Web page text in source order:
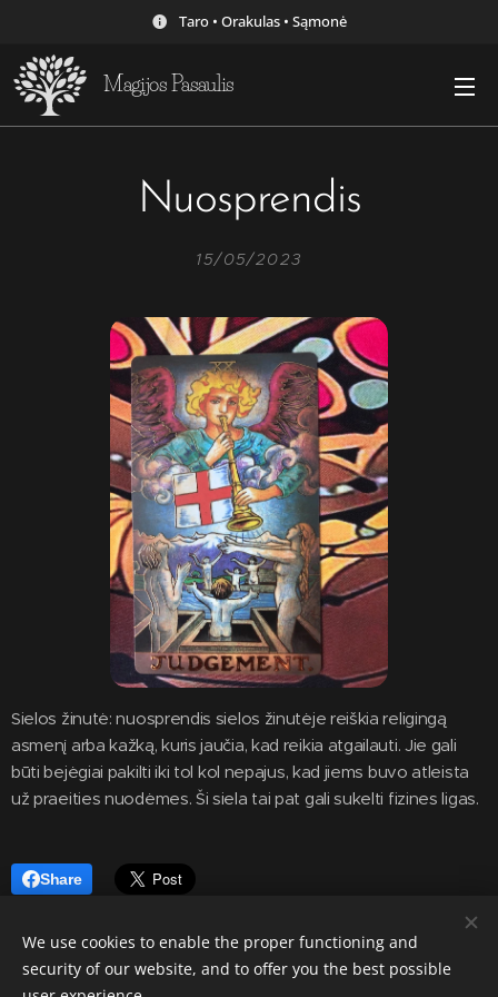
Taro • Orakulas • Sąmonė
Magijos Pasaulis
Nuosprendis
15/05/2023
Sielos žinutė: nuosprendis sielos žinutėje reiškia religingą
asmenį arba kažką, kuris jaučia, kad reikia atgailauti. Jie gali
būti bejėgiai pakilti iki tol kol nepajus, kad jiems buvo atleista
už praeities nuodėmes. Ši siela tai pat gali sukelti fizines ligas.
Share
We use cookies to enable the proper functioning and
security of our website, and to offer you the best possible